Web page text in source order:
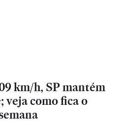
km/h, SP mantém
veja como fica o